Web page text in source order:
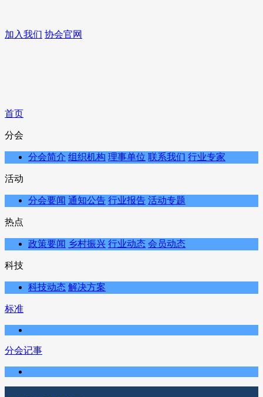
加入我们 协会官网
首页
分会
分会简介 组织机构 理事单位 联系我们 行业专家
活动
分会要闻 通知公告 行业报告 活动专题
热点
政策要闻 乡村振兴 行业动态 会员动态
科技
科技动态 解决方案
标准
分会记事